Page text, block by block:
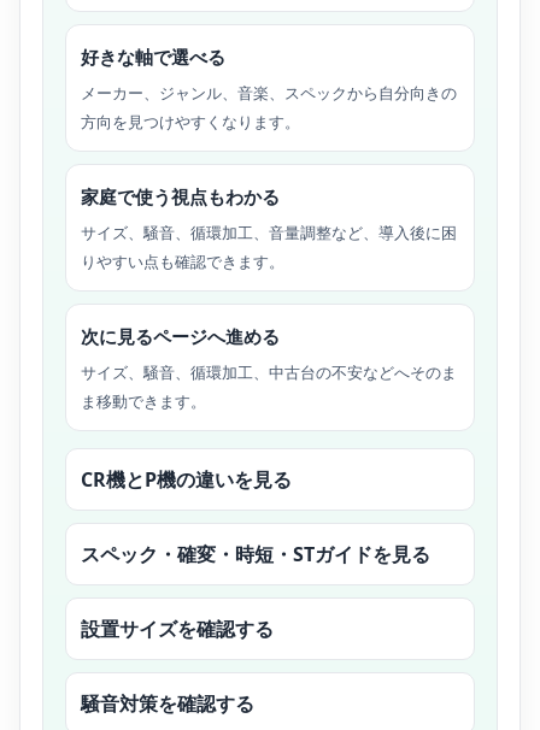
好きな軸で選べる
メーカー、ジャンル、音楽、スペックから自分向きの
方向を見つけやすくなります。
家庭で使う視点もわかる
サイズ、騒音、循環加工、音量調整など、導入後に困
りやすい点も確認できます。
次に見るページへ進める
サイズ、騒音、循環加工、中古台の不安などへそのま
ま移動できます。
CR機とP機の違いを見る
スペック・確変・時短・STガイドを見る
設置サイズを確認する
騒音対策を確認する